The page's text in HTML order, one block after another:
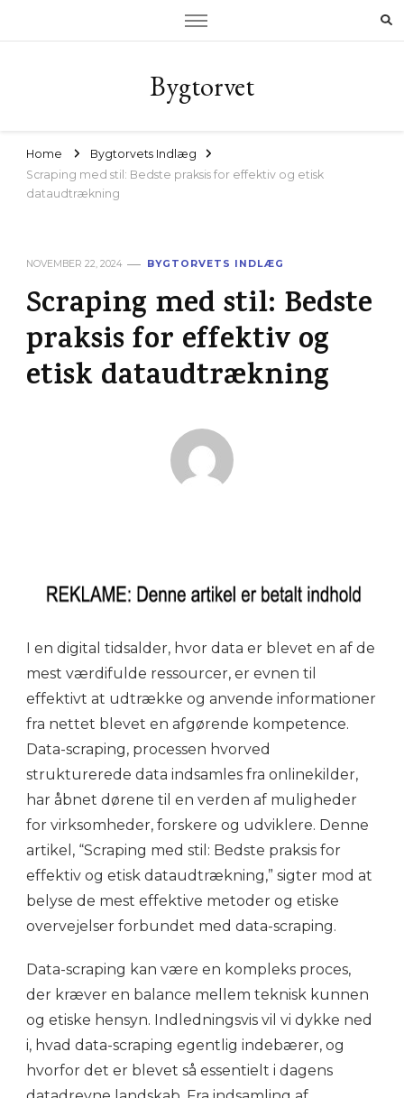
Bygtorvet
Home
Bygtorvets Indlæg
Scraping med stil: Bedste praksis for effektiv og etisk
dataudtrækning
NOVEMBER 22, 2024 BYGTORVETS INDLÆG
Scraping med stil: Bedste
praksis for effektiv og
etisk dataudtrækning
I en digital tidsalder, hvor data er blevet en af de
mest værdifulde ressourcer, er evnen til
effektivt at udtrække og anvende informationer
fra nettet blevet en afgørende kompetence.
Data-scraping, processen hvorved
strukturerede data indsamles fra onlinekilder,
har åbnet dørene til en verden af muligheder
for virksomheder, forskere og udviklere. Denne
artikel, “Scraping med stil: Bedste praksis for
effektiv og etisk dataudtrækning,” sigter mod at
belyse de mest effektive metoder og etiske
overvejelser forbundet med data-scraping.
Data-scraping kan være en kompleks proces,
der kræver en balance mellem teknisk kunnen
og etiske hensyn. Indledningsvis vil vi dykke ned
i, hvad data-scraping egentlig indebærer, og
hvorfor det er blevet så essentielt i dagens